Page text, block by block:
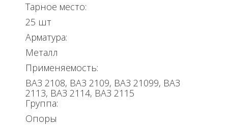
Тарное место:
25 шт
Арматура:
Металл
Применяемость:
ВАЗ 2108, ВАЗ 2109, ВАЗ 21099, ВАЗ
2113, ВАЗ 2114, ВАЗ 2115
Группа:
Опоры